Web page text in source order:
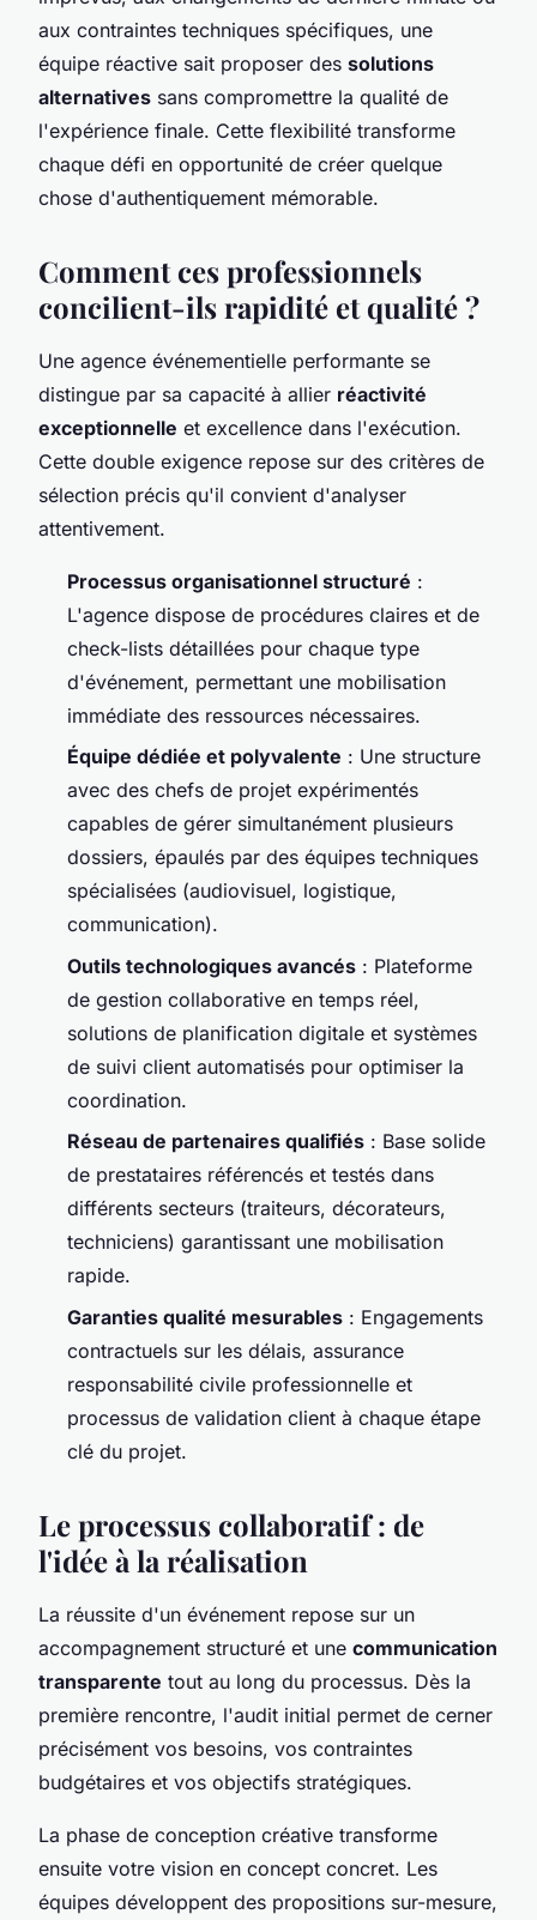
aux contraintes techniques spécifiques, une
équipe réactive sait proposer des solutions
alternatives sans compromettre la qualité de
l'expérience finale. Cette flexibilité transforme
chaque défi en opportunité de créer quelque
chose d'authentiquement mémorable.
Comment ces professionnels
concilient-ils rapidité et qualité ?
Une agence événementielle performante se
distingue par sa capacité à allier réactivité
exceptionnelle et excellence dans l'exécution.
Cette double exigence repose sur des critères de
sélection précis qu'il convient d'analyser
attentivement.
Processus organisationnel structuré :
L'agence dispose de procédures claires et de
check-lists détaillées pour chaque type
d'événement, permettant une mobilisation
immédiate des ressources nécessaires.
Équipe dédiée et polyvalente : Une structure
avec des chefs de projet expérimentés
capables de gérer simultanément plusieurs
dossiers, épaulés par des équipes techniques
spécialisées (audiovisuel, logistique,
communication).
Outils technologiques avancés : Plateforme
de gestion collaborative en temps réel,
solutions de planification digitale et systèmes
de suivi client automatisés pour optimiser la
coordination.
Réseau de partenaires qualifiés : Base solide
de prestataires référencés et testés dans
différents secteurs (traiteurs, décorateurs,
techniciens) garantissant une mobilisation
rapide.
Garanties qualité mesurables : Engagements
contractuels sur les délais, assurance
responsabilité civile professionnelle et
processus de validation client à chaque étape
clé du projet.
Le processus collaboratif : de
l'idée à la réalisation
La réussite d'un événement repose sur un
accompagnement structuré et une communication
transparente tout au long du processus. Dès la
première rencontre, l'audit initial permet de cerner
précisément vos besoins, vos contraintes
budgétaires et vos objectifs stratégiques.
La phase de conception créative transforme
ensuite votre vision en concept concret. Les
équipes développent des propositions sur-mesure,